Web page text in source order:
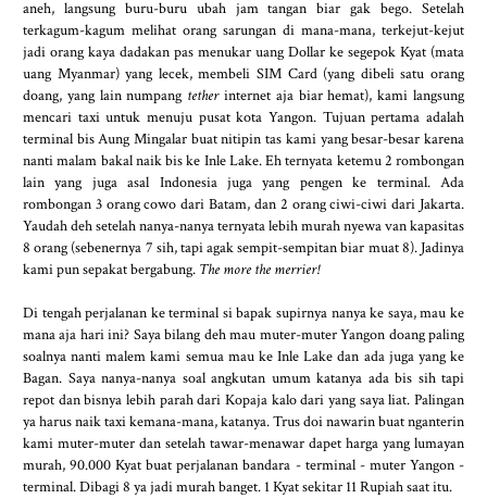
aneh, langsung buru-buru ubah jam tangan biar gak bego. Setelah
terkagum-kagum melihat orang sarungan di mana-mana, terkejut-kejut
jadi orang kaya dadakan pas menukar uang Dollar ke segepok Kyat (mata
uang Myanmar) yang lecek, membeli SIM Card (yang dibeli satu orang
doang, yang lain numpang tetherinternet aja biar hemat), kami langsung
mencari taxi untuk menuju pusat kota Yangon. Tujuan pertama adalah
terminal bis Aung Mingalar buat nitipin tas kami yang besar-besar karena
nanti malam bakal naik bis ke Inle Lake. Eh ternyata ketemu 2 rombongan
lain yang juga asal Indonesia juga yang pengen ke terminal. Ada
rombongan 3 orang cowo dari Batam, dan 2 orang ciwi-ciwi dari Jakarta.
Yaudah deh setelah nanya-nanya ternyata lebih murah nyewa van kapasitas
8 orang (sebenernya 7 sih, tapi agak sempit-sempitan biar muat 8). Jadinya
kami pun sepakat bergabung. The more the merrier!
Di tengah perjalanan ke terminal si bapak supirnya nanya ke saya, mau ke
mana aja hari ini? Saya bilang deh mau muter-muter Yangon doang paling
soalnya nanti malem kami semua mau ke Inle Lake dan ada juga yang ke
Bagan. Saya nanya-nanya soal angkutan umum katanya ada bis sih tapi
repot dan bisnya lebih parah dari Kopaja kalo dari yang saya liat. Palingan
ya harus naik taxi kemana-mana, katanya. Trus doi nawarin buat nganterin
kami muter-muter dan setelah tawar-menawar dapet harga yang lumayan
murah, 90.000 Kyat buat perjalanan bandara - terminal - muter Yangon -
terminal. Dibagi 8 ya jadi murah banget. 1 Kyat sekitar 11 Rupiah saat itu.